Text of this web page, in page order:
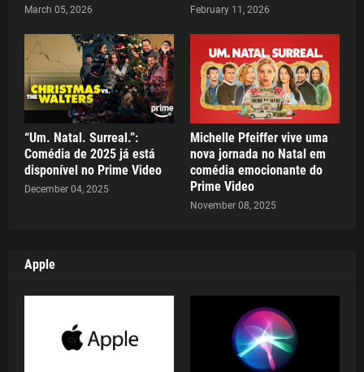
March 05, 2026 February 11, 2026
“Um. Natal. Surreal.”:
Comédia de 2025 já está
disponível no Prime Video
December 04, 2025
Michelle Pfeiffer vive uma
nova jornada no Natal em
comédia emocionante do
Prime Video
November 08, 2025
Apple